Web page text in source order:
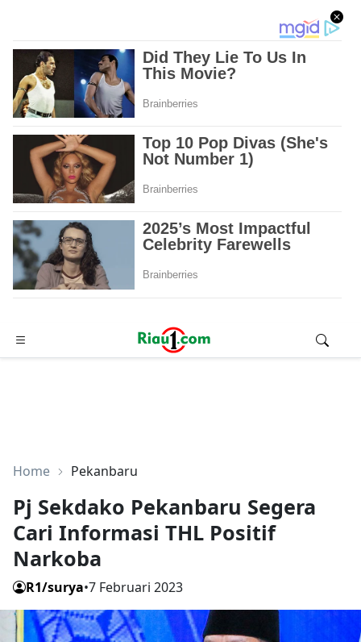
Advertisement
Home Pekanbaru
Pj Sekdako Pekanbaru Segera
Cari Informasi THL Positif
Narkoba
R1/surya•7 Februari 2023